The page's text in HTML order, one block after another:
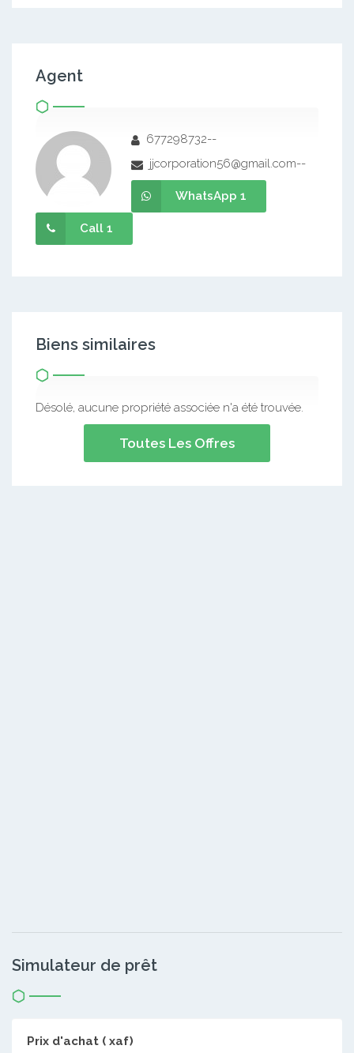
Agent
677298732--
jjcorporation56@gmail.com--
WhatsApp 1
Call 1
Biens similaires
Désolé, aucune propriété associée n'a été trouvée.
Toutes Les Offres
Simulateur de prêt
Prix d'achat ( xaf)